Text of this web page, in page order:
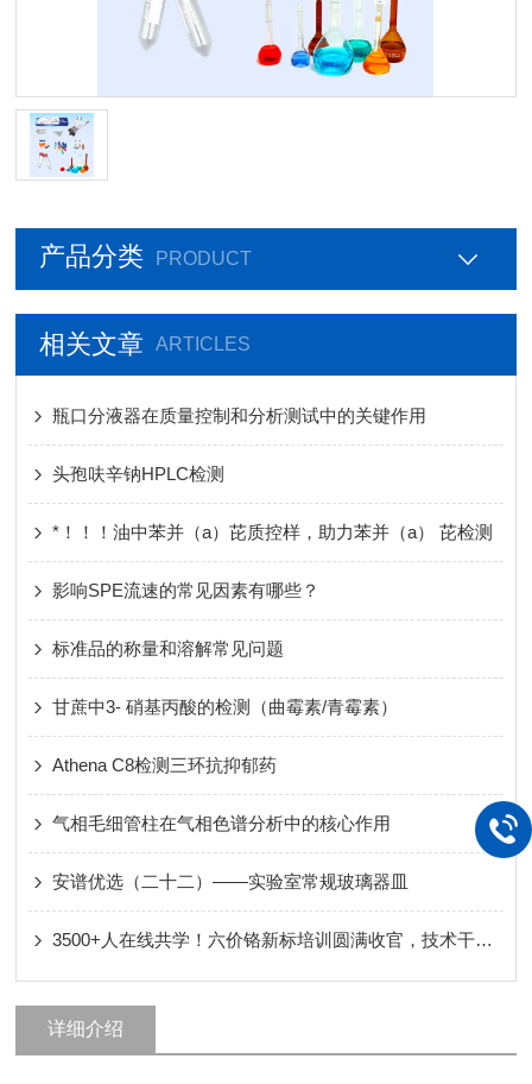
产品分类 PRODUCT
相关文章 ARTICLES
瓶口分液器在质量控制和分析测试中的关键作用
头孢呋辛钠HPLC检测
*！！！油中苯并（a）芘质控样，助力苯并（a） 芘检测
影响SPE流速的常见因素有哪些？
标准品的称量和溶解常见问题
甘蔗中3- 硝基丙酸的检测（曲霉素/青霉素）
Athena C8检测三环抗抑郁药
气相毛细管柱在气相色谱分析中的核心作用
安谱优选（二十二）——实验室常规玻璃器皿
3500+人在线共学！六价铬新标培训圆满收官，技术干货核心要点！
详细介绍